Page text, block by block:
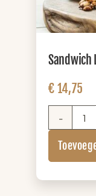
Sandwich
€ 14,75
XL